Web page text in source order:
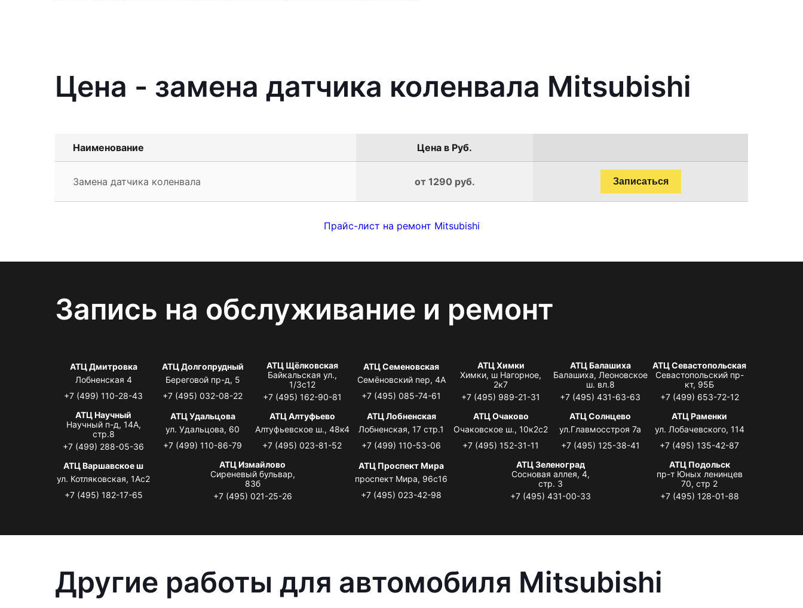
Цена - замена датчика коленвала Mitsubishi
Наименование Цена в Руб.
Замена датчика коленвала от 1290 руб. Записаться
Прайс-лист на ремонт Mitsubishi
Запись на обслуживание и ремонт
АТЦ Дмитровка
Лобненская 4
+7 (499) 110-28-43
АТЦ Долгопрудный
Береговой пр-д, 5
+7 (495) 032-08-22
АТЦ Щёлковская
Байкальская ул.,
1/3с12
+7 (495) 162-90-81
АТЦ Семеновская
Семёновский пер, 4А
+7 (495) 085-74-61
АТЦ Химки
Химки, ш Нагорное,
2к7
+7 (495) 989-21-31
АТЦ Балашиха
Балашиха, Леоновское
ш. вл.8
+7 (495) 431-63-63
АТЦ Севастопольская
Севастопольский пр-
кт, 95Б
+7 (499) 653-72-12
АТЦ Научный
Научный п-д, 14А,
стр.8
+7 (499) 288-05-36
АТЦ Удальцова
ул. Удальцова, 60
+7 (499) 110-86-79
АТЦ Алтуфьево
Алтуфьевское ш., 48к4
+7 (495) 023-81-52
АТЦ Лобненская
Лобненская, 17 стр.1
+7 (499) 110-53-06
АТЦ Очаково
Очаковское ш., 10к2с2
+7 (495) 152-31-11
АТЦ Солнцево
ул.Главмосстроя 7а
+7 (495) 125-38-41
АТЦ Раменки
ул. Лобачевского, 114
+7 (495) 135-42-87
АТЦ Варшавское ш
ул. Котляковская, 1Ас2
+7 (495) 182-17-65
АТЦ Измайлово
Сиреневый бульвар,
83б
+7 (495) 021-25-26
АТЦ Проспект Мира
проспект Мира, 96с16
+7 (495) 023-42-98
АТЦ Зеленоград
Сосновая аллея, 4,
стр. 3
+7 (495) 431-00-33
АТЦ Подольск
пр-т Юных ленинцев
70, стр 2
+7 (495) 128-01-88
Другие работы для автомобиля Mitsubishi